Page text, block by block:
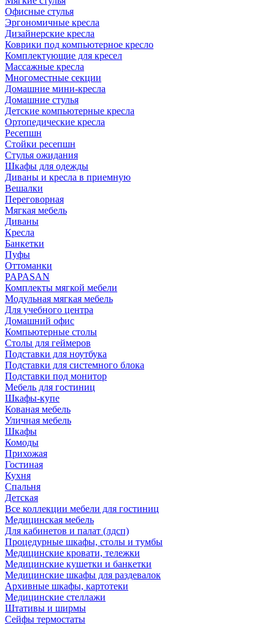
Офисные стулья
Эргономичные кресла
Дизайнерские кресла
Коврики под компьютерное кресло
Комплектующие для кресел
Массажные кресла
Многоместные секции
Домашние мини-кресла
Домашние стулья
Детские компьютерные кресла
Ортопедические кресла
Ресепшн
Стойки ресепшн
Стулья ожидания
Шкафы для одежды
Диваны и кресла в приемную
Вешалки
Переговорная
Мягкая мебель
Диваны
Кресла
Банкетки
Пуфы
Оттоманки
PAPASAN
Комплекты мягкой мебели
Модульная мягкая мебель
Для учебного центра
Домашний офис
Компьютерные столы
Столы для геймеров
Подставки для ноутбука
Подставки для системного блока
Подставки под монитор
Мебель для гостиниц
Шкафы-купе
Кованая мебель
Уличная мебель
Шкафы
Комоды
Прихожая
Гостиная
Кухня
Спальня
Детская
Все коллекции мебели для гостиниц
Медицинская мебель
Для кабинетов и палат (лдсп)
Процедурные шкафы, столы и тумбы
Медицинские кровати, тележки
Медицинские кушетки и банкетки
Медицинские шкафы для раздевалок
Архивные шкафы, картотеки
Медицинские стеллажи
Штативы и ширмы
Сейфы термостаты